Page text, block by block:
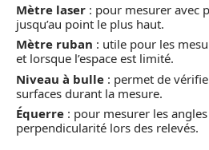
Mètre laser : pour mesurer avec
jusqu’au point le plus haut.
Mètre ruban : utile pour les
et lorsque l’espace est limité.
Niveau à bulle : permet de
surfaces durant la mesure.
Équerre : pour mesurer les angles
perpendicularité lors des relevés.